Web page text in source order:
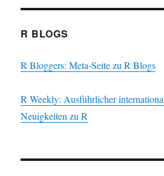
R BLOGS
R Bloggers: Meta-Seite zu R Blogs
R Weekly: Ausführlicher
Neuigkeiten zu R